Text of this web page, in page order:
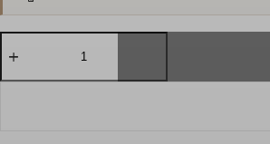
ilość
BLUZA
KAPTUREM